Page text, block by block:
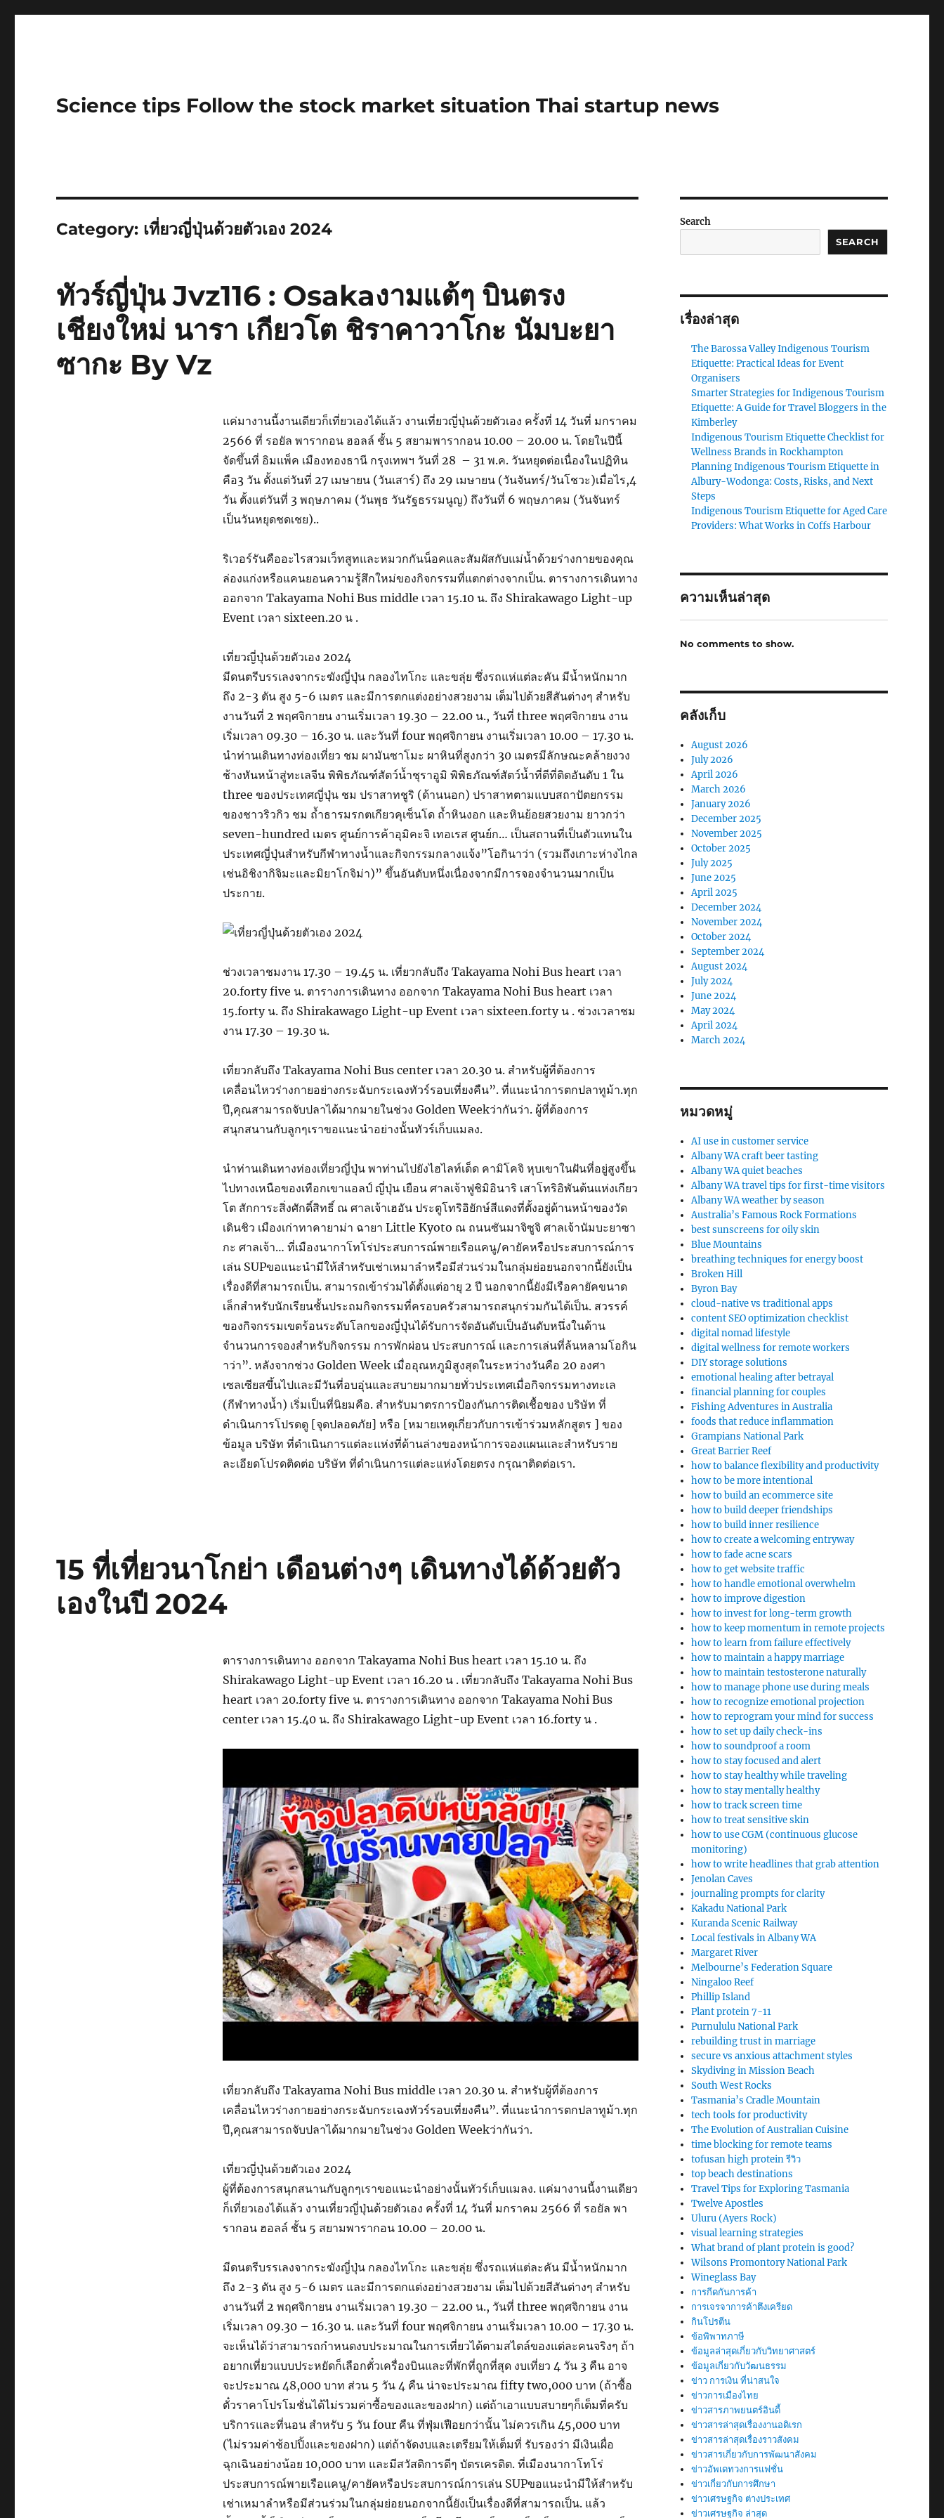
Science tips Follow the stock market situation Thai startup news
Category: เที่ยวญี่ปุ่นด้วยตัวเอง 2024
ทัวร์ญี่ปุ่น Jvz116 : Osakaงามแต้ๆ บินตรง
เชียงใหม่ นารา เกียวโต ชิราคาวาโกะ นัมบะยา
ซากะ By Vz
แค่มางานนี้งานเดียวก็เที่ยวเองได้แล้ว งานเที่ยวญี่ปุ่นด้วยตัวเอง ครั้งที่ 14 วันที่ มกราคม
2566 ที่ รอยัล พารากอน ฮอลล์ ชั้น 5 สยามพารากอน 10.00 – 20.00 น. โดยในปีนี้
จัดขึ้นที่ อิมแพ็ค เมืองทองธานี กรุงเทพฯ วันที่ 28 – 31 พ.ค. วันหยุดต่อเนื่องในปฏิทิน
คือ3 วัน ตั้งแต่วันที่ 27 เมษายน (วันเสาร์) ถึง 29 เมษายน (วันจันทร์/วันโชวะ)เมื่อไร,4
วัน ตั้งแต่วันที่ 3 พฤษภาคม (วันพุธ วันรัฐธรรมนูญ) ถึงวันที่ 6 พฤษภาคม (วันจันทร์
เป็นวันหยุดชดเชย)..
ริเวอร์รันคืออะไรสวมเว็ทสูทและหมวกกันน็อคและสัมผัสกับแม่น้ำด้วยร่างกายของคุณ
ล่องแก่งหรือแคนยอนความรู้สึกใหม่ของกิจกรรมที่แตกต่างจากเป็น. ตารางการเดินทาง
ออกจาก Takayama Nohi Bus middle เวลา 15.10 น. ถึง Shirakawago Light-up
Event เวลา sixteen.20 น .
เที่ยวญี่ปุ่นด้วยตัวเอง 2024
มีดนตรีบรรเลงจากระฆังญี่ปุ่น กลองไทโกะ และขลุ่ย ซึ่งรถแห่แต่ละคัน มีน้ำหนักมาก
ถึง 2-3 ตัน สูง 5-6 เมตร และมีการตกแต่งอย่างสวยงาม เต็มไปด้วยสีสันต่างๆ สำหรับ
งานวันที่ 2 พฤศจิกายน งานเริ่มเวลา 19.30 – 22.00 น., วันที่ three พฤศจิกายน งาน
เริ่มเวลา 09.30 – 16.30 น. และวันที่ four พฤศจิกายน งานเริ่มเวลา 10.00 – 17.30 น.
นำท่านเดินทางท่องเที่ยว ชม ผามันซาโมะ ผาหินที่สูงกว่า 30 เมตรมีลักษณะคล้ายงวง
ช้างหันหน้าสู่ทะเลจีน พิพิธภัณฑ์สัตว์น้ำชุราอูมิ พิพิธภัณฑ์สัตว์น้ำที่ดีที่ติดอันดับ 1 ใน
three ของประเทศญี่ปุ่น ชม ปราสาทชูริ (ด้านนอก) ปราสาทตามแบบสถาปัตยกรรม
ของชาวริวกิว ชม ถ้ำธารมรกตเกียวคุเซ็นโด ถ้ำหินงอก และหินย้อยสวยงาม ยาวกว่า
seven-hundred เมตร ศูนย์การค้าอุมิคะจิ เทอเรส ศูนย์ก… เป็นสถานที่เป็นตัวแทนใน
ประเทศญี่ปุ่นสำหรับกีฬาทางน้ำและกิจกรรมกลางแจ้ง”โอกินาว่า (รวมถึงเกาะห่างไกล
เช่นอิชิงากิจิมะและมิยาโกจิม่า)” ขึ้นอันดับหนึ่งเนื่องจากมีการจองจำนวนมากเป็น
ประกาย.
ช่วงเวลาชมงาน 17.30 – 19.45 น. เที่ยวกลับถึง Takayama Nohi Bus heart เวลา
20.forty five น. ตารางการเดินทาง ออกจาก Takayama Nohi Bus heart เวลา
15.forty น. ถึง Shirakawago Light-up Event เวลา sixteen.forty น . ช่วงเวลาชม
งาน 17.30 – 19.30 น.
เที่ยวกลับถึง Takayama Nohi Bus center เวลา 20.30 น. สำหรับผู้ที่ต้องการ
เคลื่อนไหวร่างกายอย่างกระฉับกระเฉงทัวร์รอบเที่ยงคืน”. ที่แนะนำการตกปลาทูม้า.ทุก
ปี,คุณสามารถจับปลาได้มากมายในช่วง Golden Weekว่ากันว่า. ผู้ที่ต้องการ
สนุกสนานกับลูกๆเราขอแนะนำอย่างนั้นทัวร์เก็บแมลง.
นำท่านเดินทางท่องเที่ยวญี่ปุ่น พาท่านไปยังไฮไลท์เด็ด คามิโคจิ หุบเขาในฝันที่อยู่สูงขึ้น
ไปทางเหนือของเทือกเขาแอลป์ ญี่ปุ่น เยือน ศาลเจ้าฟูชิมิอินาริ เสาโทริอิพันต้นแห่งเกียว
โต สักการะสิ่งศักดิ์สิทธิ์ ณ ศาลเจ้าเฮอัน ประตูโทริอิยักษ์สีแดงที่ตั้งอยู่ด้านหน้าของวัด
เดินชิว เมืองเก่าทาคายาม่า ฉายา Little Kyoto ณ ถนนซันมาจิซูจิ ศาลเจ้านัมบะยาซา
กะ ศาลเจ้า… ที่เมืองนากาโทโร่ประสบการณ์พายเรือแคนู/คายัคหรือประสบการณ์การ
เล่น SUPขอแนะนำมีให้สำหรับเช่าเหมาลำหรือมีส่วนร่วมในกลุ่มย่อยนอกจากนี้ยังเป็น
เรื่องดีที่สามารถเป็น. สามารถเข้าร่วมได้ตั้งแต่อายุ 2 ปี นอกจากนี้ยังมีเรือคายัคขนาด
เล็กสำหรับนักเรียนชั้นประถมกิจกรรมที่ครอบครัวสามารถสนุกร่วมกันได้เป็น. สวรรค์
ของกิจกรรมเขตร้อนระดับโลกของญี่ปุ่นได้รับการจัดอันดับเป็นอันดับหนึ่งในด้าน
จำนวนการจองสำหรับกิจกรรม การพักผ่อน ประสบการณ์ และการเล่นที่ล้นหลามโอกิน
าว่า”. หลังจากช่วง Golden Week เมื่ออุณหภูมิสูงสุดในระหว่างวันคือ 20 องศา
เซลเซียสขึ้นไปและมีวันที่อบอุ่นและสบายมากมายทั่วประเทศเมื่อกิจกรรมทางทะเล
(กีฬาทางน้ำ) เริ่มเป็นที่นิยมคือ. สำหรับมาตรการป้องกันการติดเชื้อของ บริษัท ที่
ดำเนินการโปรดดู [จุดปลอดภัย] หรือ [หมายเหตุเกี่ยวกับการเข้าร่วมหลักสูตร ] ของ
ข้อมูล บริษัท ที่ดำเนินการแต่ละแห่งที่ด้านล่างของหน้าการจองแผนและสำหรับราย
ละเอียดโปรดติดต่อ บริษัท ที่ดำเนินการแต่ละแห่งโดยตรง กรุณาติดต่อเรา.
15 ที่เที่ยวนาโกย่า เดือนต่างๆ เดินทางได้ด้วยตัว
เองในปี 2024
ตารางการเดินทาง ออกจาก Takayama Nohi Bus heart เวลา 15.10 น. ถึง
Shirakawago Light-up Event เวลา 16.20 น . เที่ยวกลับถึง Takayama Nohi Bus
heart เวลา 20.forty five น. ตารางการเดินทาง ออกจาก Takayama Nohi Bus
center เวลา 15.40 น. ถึง Shirakawago Light-up Event เวลา 16.forty น .
เที่ยวกลับถึง Takayama Nohi Bus middle เวลา 20.30 น. สำหรับผู้ที่ต้องการ
เคลื่อนไหวร่างกายอย่างกระฉับกระเฉงทัวร์รอบเที่ยงคืน”. ที่แนะนำการตกปลาทูม้า.ทุก
ปี,คุณสามารถจับปลาได้มากมายในช่วง Golden Weekว่ากันว่า.
เที่ยวญี่ปุ่นด้วยตัวเอง 2024
ผู้ที่ต้องการสนุกสนานกับลูกๆเราขอแนะนำอย่างนั้นทัวร์เก็บแมลง. แค่มางานนี้งานเดียว
ก็เที่ยวเองได้แล้ว งานเที่ยวญี่ปุ่นด้วยตัวเอง ครั้งที่ 14 วันที่ มกราคม 2566 ที่ รอยัล พา
รากอน ฮอลล์ ชั้น 5 สยามพารากอน 10.00 – 20.00 น.
มีดนตรีบรรเลงจากระฆังญี่ปุ่น กลองไทโกะ และขลุ่ย ซึ่งรถแห่แต่ละคัน มีน้ำหนักมาก
ถึง 2-3 ตัน สูง 5-6 เมตร และมีการตกแต่งอย่างสวยงาม เต็มไปด้วยสีสันต่างๆ สำหรับ
งานวันที่ 2 พฤศจิกายน งานเริ่มเวลา 19.30 – 22.00 น., วันที่ three พฤศจิกายน งาน
เริ่มเวลา 09.30 – 16.30 น. และวันที่ four พฤศจิกายน งานเริ่มเวลา 10.00 – 17.30 น.
จะเห็นได้ว่าสามารถกำหนดงบประมาณในการเที่ยวได้ตามสไตล์ของแต่ละคนจริงๆ ถ้า
อยากเที่ยวแบบประหยัดก็เลือกตั๋วเครื่องบินและที่พักที่ถูกที่สุด งบเที่ยว 4 วัน 3 คืน อาจ
จะประมาณ 48,000 บาท ส่วน 5 วัน 4 คืน น่าจะประมาณ fifty two,000 บาท (ถ้าซื้อ
ตั๋วราคาโปรโมชั่นได้ไม่รวมค่าซื้อของและของฝาก) แต่ถ้าเอาแบบสบายๆก็เต็มที่ครับ
บริการและที่นอน สำหรับ 5 วัน four คืน ที่ฟุ่มเฟือยกว่านั้น ไม่ควรเกิน 45,000 บาท
(ไม่รวมค่าช้อปปิ้งและของฝาก) แต่ถ้าจัดงบและเตรียมให้เต็มที่ รับรองว่า มีเงินเผื่อ
ฉุกเฉินอย่างน้อย 10,000 บาท และมีสวัสดิการดีๆ บัตรเครดิต. ที่เมืองนากาโทโร่
ประสบการณ์พายเรือแคนู/คายัคหรือประสบการณ์การเล่น SUPขอแนะนำมีให้สำหรับ
เช่าเหมาลำหรือมีส่วนร่วมในกลุ่มย่อยนอกจากนี้ยังเป็นเรื่องดีที่สามารถเป็น. แล้ว
Search
SEARCH
เรื่องล่าสุด
The Barossa Valley Indigenous Tourism
Etiquette: Practical Ideas for Event
Organisers
Smarter Strategies for Indigenous Tourism
Etiquette: A Guide for Travel Bloggers in the
Kimberley
Indigenous Tourism Etiquette Checklist for
Wellness Brands in Rockhampton
Planning Indigenous Tourism Etiquette in
Albury-Wodonga: Costs, Risks, and Next
Steps
Indigenous Tourism Etiquette for Aged Care
Providers: What Works in Coffs Harbour
ความเห็นล่าสุด
No comments to show.
คลังเก็บ
August 2026
July 2026
April 2026
March 2026
January 2026
December 2025
November 2025
October 2025
July 2025
June 2025
April 2025
December 2024
November 2024
October 2024
September 2024
August 2024
July 2024
June 2024
May 2024
April 2024
March 2024
หมวดหมู่
AI use in customer service
Albany WA craft beer tasting
Albany WA quiet beaches
Albany WA travel tips for first-time visitors
Albany WA weather by season
Australia’s Famous Rock Formations
best sunscreens for oily skin
Blue Mountains
breathing techniques for energy boost
Broken Hill
Byron Bay
cloud-native vs traditional apps
content SEO optimization checklist
digital nomad lifestyle
digital wellness for remote workers
DIY storage solutions
emotional healing after betrayal
financial planning for couples
Fishing Adventures in Australia
foods that reduce inflammation
Grampians National Park
Great Barrier Reef
how to balance flexibility and productivity
how to be more intentional
how to build an ecommerce site
how to build deeper friendships
how to build inner resilience
how to create a welcoming entryway
how to fade acne scars
how to get website traffic
how to handle emotional overwhelm
how to improve digestion
how to invest for long-term growth
how to keep momentum in remote projects
how to learn from failure effectively
how to maintain a happy marriage
how to maintain testosterone naturally
how to manage phone use during meals
how to recognize emotional projection
how to reprogram your mind for success
how to set up daily check-ins
how to soundproof a room
how to stay focused and alert
how to stay healthy while traveling
how to stay mentally healthy
how to track screen time
how to treat sensitive skin
how to use CGM (continuous glucose
monitoring)
how to write headlines that grab attention
Jenolan Caves
journaling prompts for clarity
Kakadu National Park
Kuranda Scenic Railway
Local festivals in Albany WA
Margaret River
Melbourne’s Federation Square
Ningaloo Reef
Phillip Island
Plant protein 7-11
Purnululu National Park
rebuilding trust in marriage
secure vs anxious attachment styles
Skydiving in Mission Beach
South West Rocks
Tasmania’s Cradle Mountain
tech tools for productivity
The Evolution of Australian Cuisine
time blocking for remote teams
tofusan high protein รีวิว
top beach destinations
Travel Tips for Exploring Tasmania
Twelve Apostles
Uluru (Ayers Rock)
visual learning strategies
What brand of plant protein is good?
Wilsons Promontory National Park
Wineglass Bay
การกีดกันการค้า
การเจรจาการค้าตึงเครียด
กินโปรตีน
ข้อพิพาทภาษี
ข้อมูลล่าสุดเกี่ยวกับวิทยาศาสตร์
ข้อมูลเกี่ยวกับวัฒนธรรม
ข่าว การเงิน ที่น่าสนใจ
ข่าวการเมืองไทย
ข่าวสารภาพยนตร์อินดี้
ข่าวสารล่าสุดเรื่องงานอดิเรก
ข่าวสารล่าสุดเรื่องราวสังคม
ข่าวสารเกี่ยวกับการพัฒนาสังคม
ข่าวอัพเดทวงการแฟชั่น
ข่าวเกี่ยวกับการศึกษา
ข่าวเศรษฐกิจ ต่างประเทศ
ข่าวเศรษฐกิจ ล่าสุด